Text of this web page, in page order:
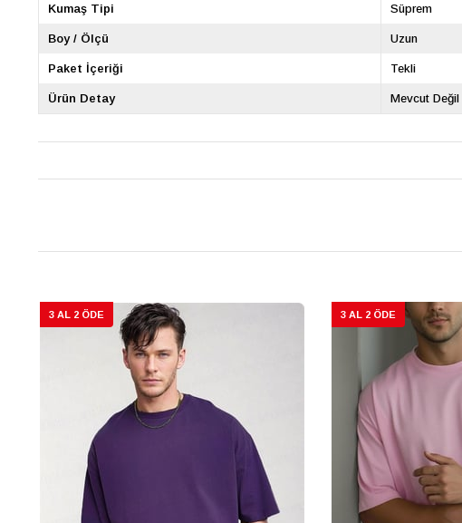
Kumaş Tipi Süprem
Boy / Ölçü Uzun
Paket İçeriği Tekli
Ürün Detay Mevcut Değil
3 AL 2 ÖDE 3 AL 2 ÖDE